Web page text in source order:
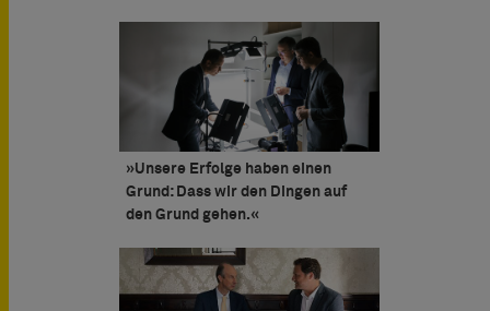
»Unsere Erfolge haben einen
Grund: Dass wir den Dingen auf
den Grund gehen.«